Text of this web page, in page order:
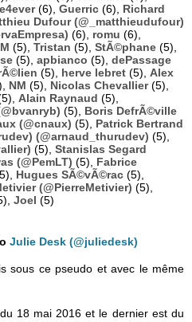
(6), Guerric (6), Richard
Dufour (@_matthieudufour)
(6), romu (6),
(5), Tristan (5), StÃ©phane (5),
(5), apbianco (5), dePassage
(5), herve lebret (5), Alex
NM (5), Nicolas Chevallier(5),
Alain Raynaud (5),
(5), Boris DefrÃ©ville
(@cnaux) (5), Patrick Bertrand
(@arnaud_thurudev) (5),
(5), Stanislas Segard
(@PemLT) (5), Fabrice
Hugues SÃ©vÃ©rac (5),
(@PierreMetivier) (5),
Joel (5)
Julie Desk (@juliedesk)
sous ce pseudo et avec le même
18 mai 2016 et le dernier est du